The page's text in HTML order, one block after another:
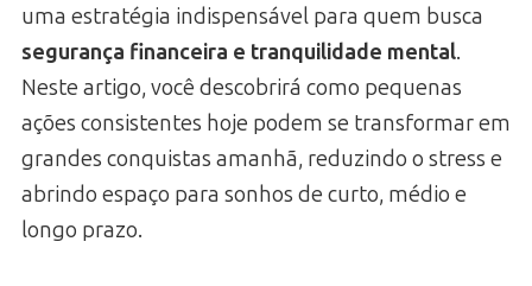
uma estratégia indispensável para quem busca
segurança financeira e tranquilidade mental.
Neste artigo, você descobrirá como pequenas
ações consistentes hoje podem se transformar em
grandes conquistas amanhã, reduzindo o stress e
abrindo espaço para sonhos de curto, médio e
longo prazo.